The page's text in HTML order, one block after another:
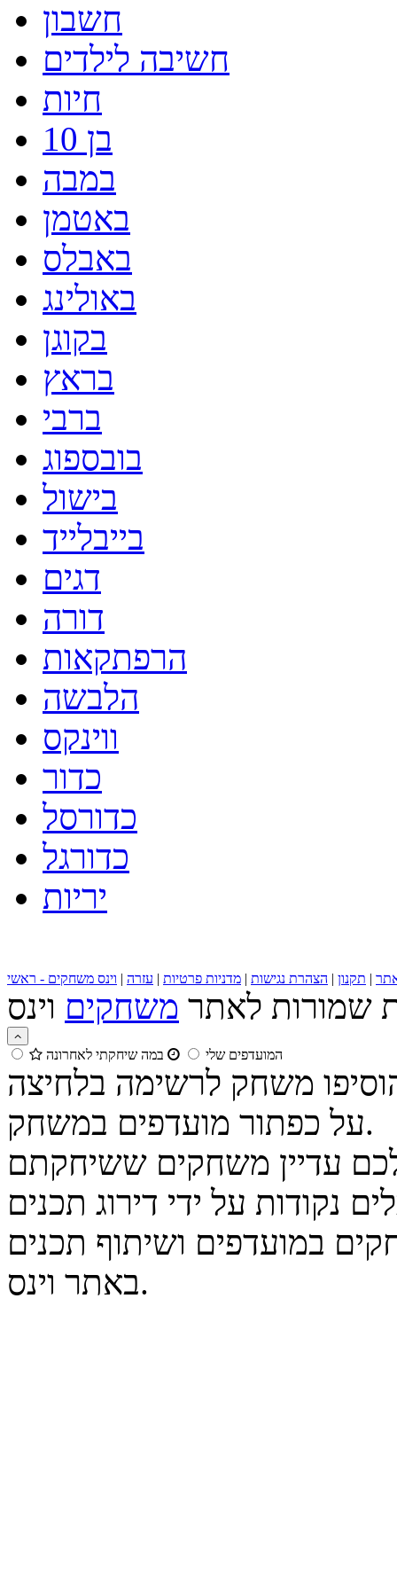
חשבון
חשיבה לילדים
חיות
בן 10
במבה
באטמן
באבלס
באולינג
בקוגן
בראץ
ברבי
בובספוג
בישול
בייבלייד
דגים
דורה
הרפתקאות
הלבשה
ווינקס
כדור
כדורסל
כדורגל
יריות
| תקנון | הצהרת נגישות | מדניות פרטיות | עזרה | וינס משחקים - ראשי
שמורות לאתר משחקים
המועדפים שלי במה שיחקתי לאחרונה
משחק לרשימה בלחיצה
על כפתור מועדפים במשחק.
על ידי דירוג תכנים
במועדפים ושיתוף תכנים
באתר וינס.